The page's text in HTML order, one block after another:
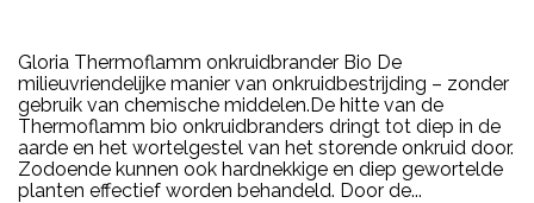
Gloria Thermoflamm onkruidbrander Bio De
milieuvriendelijke manier van onkruidbestrijding – zonder
gebruik van chemische middelen.De hitte van de
Thermoflamm bio onkruidbranders dringt tot diep in de
aarde en het wortelgestel van het storende onkruid door.
Zodoende kunnen ook hardnekkige en diep gewortelde
planten effectief worden behandeld. Door de...